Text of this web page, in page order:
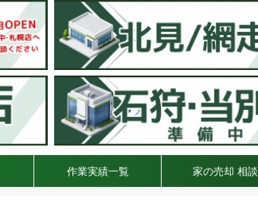
作業実績一覧 家の売却 相談